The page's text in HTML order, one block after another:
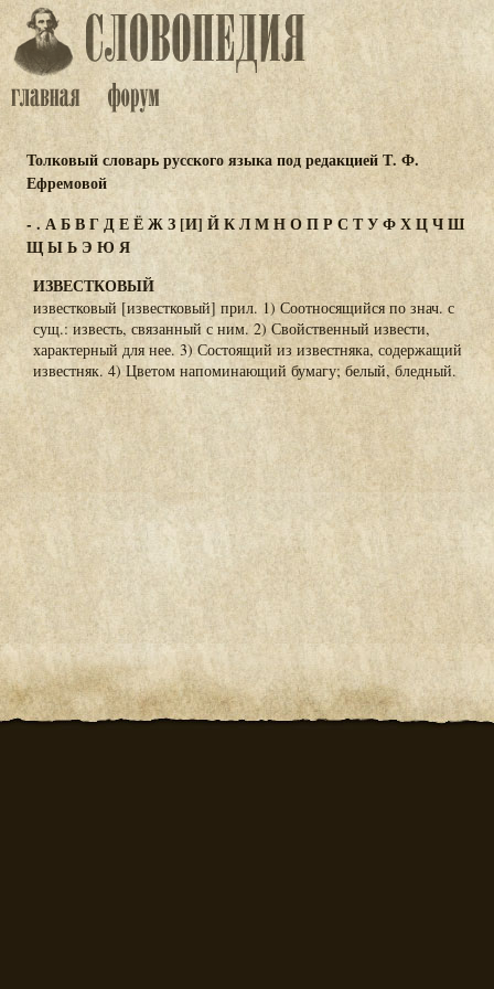
Толковый словарь русского языка под редакцией Т. Ф.
Ефремовой
- . АБВГДЕЁЖЗ [И] ЙКЛМНОПРС ТУФХЦЧШ
ЩЫЬЭ ЮЯ
ИЗВЕСТКОВЫЙ
известковый [известковый] прил. 1) Соотносящийся по знач. с
сущ.: известь, связанный с ним. 2) Свойственный извести,
характерный для нее. 3) Состоящий из известняка, содержащий
известняк. 4) Цветом напоминающий бумагу; белый, бледный.